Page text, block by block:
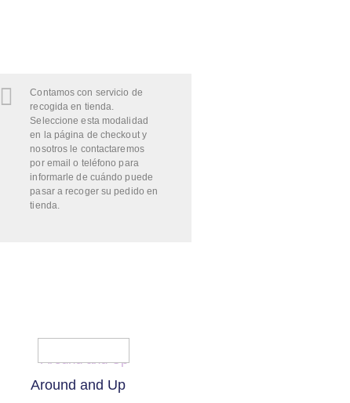
Contamos con servicio de
recogida en tienda.
Seleccione esta modalidad
en la página de checkout y
nosotros le contactaremos
por email o teléfono para
informarle de cuándo puede
pasar a recoger su pedido en
tienda.
Around and Up